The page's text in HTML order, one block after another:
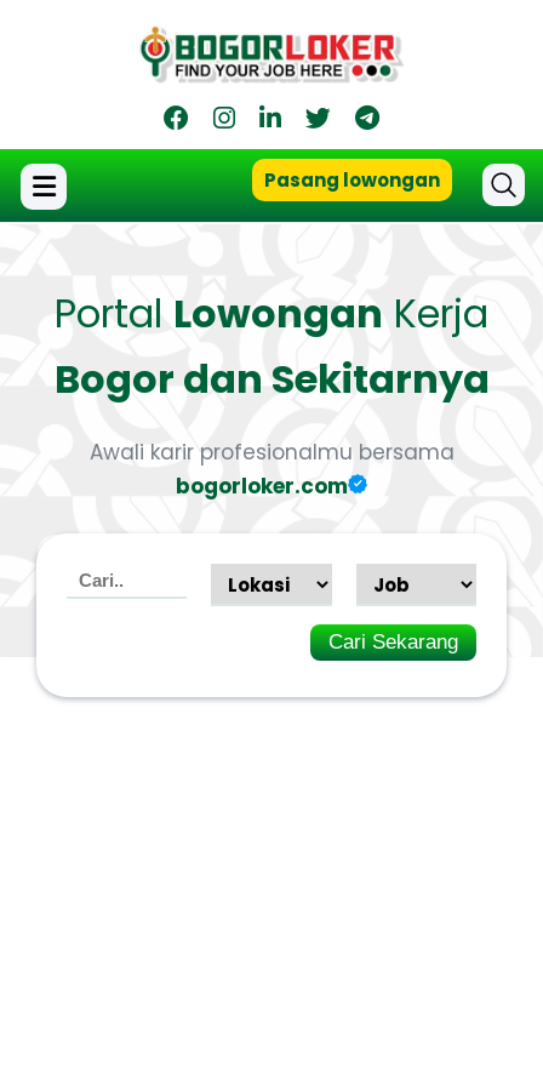
Pasang lowongan
Portal Lowongan Kerja
Bogor dan Sekitarnya
Awali karir profesionalmu bersama
bogorloker.com
Cari Sekarang